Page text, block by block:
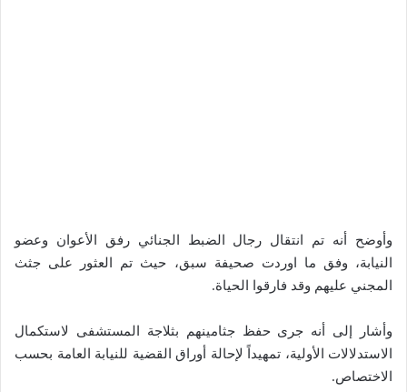
وأوضح أنه تم انتقال رجال الضبط الجنائي رفق الأعوان وعضو
النيابة، وفق ما اوردت صحيفة سبق، حيث تم العثور على جثث
المجني عليهم وقد فارقوا الحياة.
وأشار إلى أنه جرى حفظ جثامينهم بثلاجة المستشفى لاستكمال
الاستدلالات الأولية، تمهيداً لإحالة أوراق القضية للنيابة العامة بحسب
الاختصاص.